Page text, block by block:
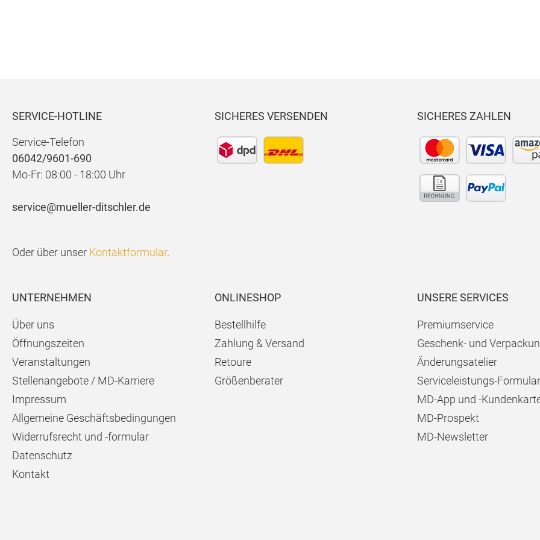
SERVICE-HOTLINE
Service-Telefon
06042/9601-690
Mo-Fr: 08:00 - 18:00 Uhr
service@mueller-ditschler.de
Oder über unser Kontaktformular.
SICHERES VERSENDEN SICHERES ZAHLEN
UNTERNEHMEN
Über uns
Öffnungszeiten
Veranstaltungen
Stellenangebote / MD-Karriere
Impressum
Allgemeine Geschäftsbedingungen
Widerrufsrecht und -formular
Datenschutz
Kontakt
ONLINESHOP
Bestellhilfe
Zahlung & Versand
Retoure
Größenberater
UNSERE SERVICES
Premiumservice
Geschenk- und
Änderungsatelier
Serviceleistungs-Formular
MD-App und -
MD-Prospekt
MD-Newsletter